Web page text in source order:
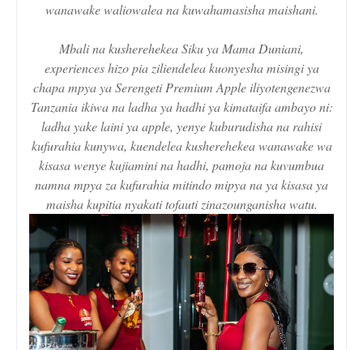
wanawake waliowalea na kuwahamasisha maishani.
Mbali na kusherehekea Siku ya Mama Duniani,
experiences hizo pia ziliendelea kuonyesha misingi ya
chapa mpya ya Serengeti Premium Apple iliyotengenezwa
Tanzania ikiwa na ladha ya hadhi ya kimataifa ambayo ni:
ladha yake laini ya apple, yenye kuburudisha na rahisi
kufurahia kunywa, kuendelea kusherehekea wanawake wa
kisasa wenye kujiamini na hadhi, pamoja na kuvumbua
namna mpya za kufurahia mitindo mipya na ya kisasa ya
maisha kupitia nyakati tofauti zinazounganisha watu.